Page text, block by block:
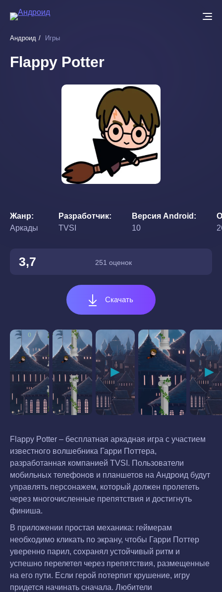
основному
Андроид Игры
Flappy Potter
Жанр
Аркады
Разработчик
TVSI
Версия Android
10
3,7 251 оценок
Скачать
Flappy Potter – бесплатная аркадная игра с участием
известного волшебника Гарри Поттера,
разработанная компанией TVSI. Пользователи
мобильных телефонов и планшетов на Андроид будут
управлять персонажем, который должен пролететь
через многочисленные препятствия и достигнуть
финиша.
В приложении простая механика: геймерам
необходимо кликать по экрану, чтобы Гарри Поттер
уверенно парил, сохранял устойчивый ритм и
успешно перелетел через препятствия, размещенные
на его пути. Если герой потерпит крушение, игру
придется начинать сначала. Любители